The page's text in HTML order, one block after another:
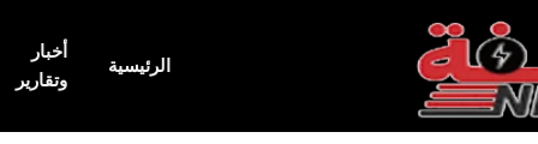
الرئيسية
أخبار
وتقارير